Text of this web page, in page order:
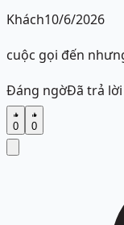
Khách10/6/2026
cuộc gọi đến
Đáng ngờĐã trả
0 0